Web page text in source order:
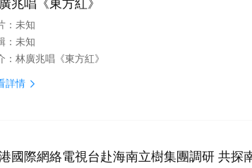
兆唱《東方紅》
： 未知
： 未知
： 林廣兆唱《東方紅》
詳情 
國際網絡電視台赴海南立樹集團調研 共探